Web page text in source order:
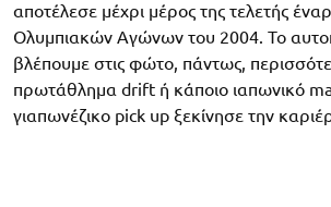
αποτέλεσε μέχρι μέρος της τελετής
Ολυμπιακών Αγώνων του 2004. Το
βλέπουμε στις φώτο, πάντως,
πρωτάθλημα drift ή κάποιο ιαπωνικό
γιαπωνέζικο pick up ξεκίνησε την